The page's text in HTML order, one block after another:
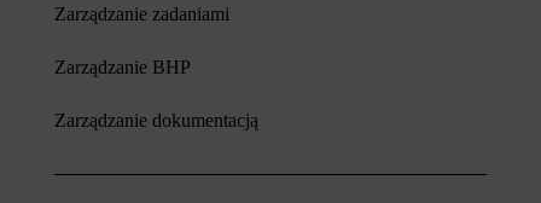
Zarządzanie zadaniami
Zarządzanie BHP
Zarządzanie dokumentacją